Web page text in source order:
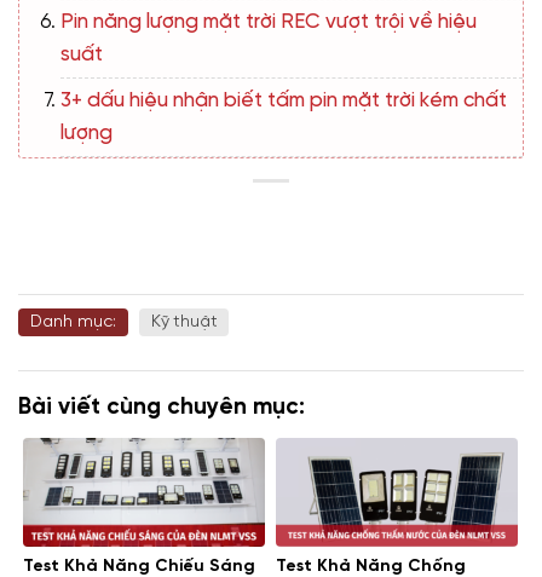
Pin năng lượng mặt trời REC vượt trội về hiệu
suất
3+ dấu hiệu nhận biết tấm pin mặt trời kém chất
lượng
Danh mục: Kỹ thuật
Bài viết cùng chuyên mục:
Test Khả Năng Chiếu Sáng
Test Khả Năng Chống